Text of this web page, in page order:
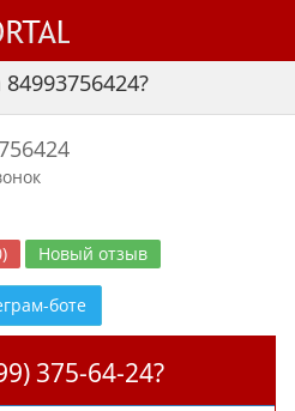
Новый отзыв
боте
375-64-24?